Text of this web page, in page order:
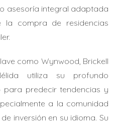
MANORS
y diversa, con una
por su ambiente
A continuación,
destacados de la vida
asesoría integral adaptada
la compra de residencias
como Wynwood, Brickell
utiliza su profundo
para predecir tendencias y
a la comunidad
inversión en su idioma. Su